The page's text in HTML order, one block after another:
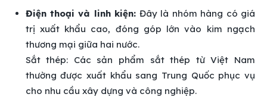
Điện thoại và linh kiện: Đây là nhóm hàng có giá
trị xuất khẩu cao, đóng góp lớn vào kim ngạch
thương mại giữa hai nước.
Sắt thép: Các sản phẩm sắt thép từ Việt Nam
thường được xuất khẩu sang Trung Quốc phục vụ
cho nhu cầu xây dựng và công nghiệp.